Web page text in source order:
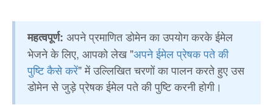
महत्वपूर्ण: अपने प्रमाणित डोमेन का उपयोग करके ईमेल
भेजने के लिए, आपको लेख "अपने ईमेल प्रेषक पते की
पुष्टि कैसे करें" में उल्लिखित चरणों का पालन करते हुए उस
डोमेन से जुड़े प्रेषक ईमेल पते की पुष्टि करनी होगी।